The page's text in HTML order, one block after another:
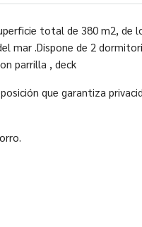
total de 380 m2,
mar .Dispone de 2
parrilla , deck
que garantiza